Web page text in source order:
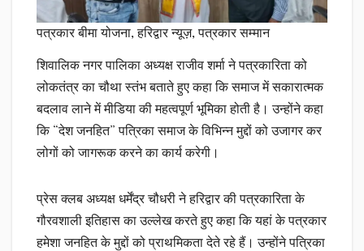
पत्रकार बीमा योजना, हरिद्वार न्यूज़, पत्रकार सम्मान
शिवालिक नगर पालिका अध्यक्ष राजीव शर्मा ने पत्रकारिता को
लोकतंत्र का चौथा स्तंभ बताते हुए कहा कि समाज में सकारात्मक
बदलाव लाने में मीडिया की महत्वपूर्ण भूमिका होती है। उन्होंने कहा
कि “देश जनहित” पत्रिका समाज के विभिन्न मुद्दों को उजागर कर
लोगों को जागरूक करने का कार्य करेगी।
प्रेस क्लब अध्यक्ष धर्मेंद्र चौधरी ने हरिद्वार की पत्रकारिता के
गौरवशाली इतिहास का उल्लेख करते हुए कहा कि यहां के पत्रकार
हमेशा जनहित के मुद्दों को प्राथमिकता देते रहे हैं। उन्होंने पत्रिका